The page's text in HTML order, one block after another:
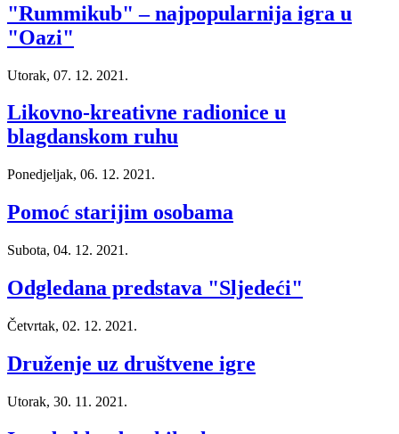
"Rummikub" – najpopularnija igra u
"Oazi"
Utorak, 07. 12. 2021.
Likovno-kreativne radionice u
blagdanskom ruhu
Ponedjeljak, 06. 12. 2021.
Pomoć starijim osobama
Subota, 04. 12. 2021.
Odgledana predstava "Sljedeći"
Četvrtak, 02. 12. 2021.
Druženje uz društvene igre
Utorak, 30. 11. 2021.